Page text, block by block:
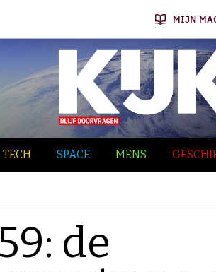
MIJN
TECH SPACE MENS
de